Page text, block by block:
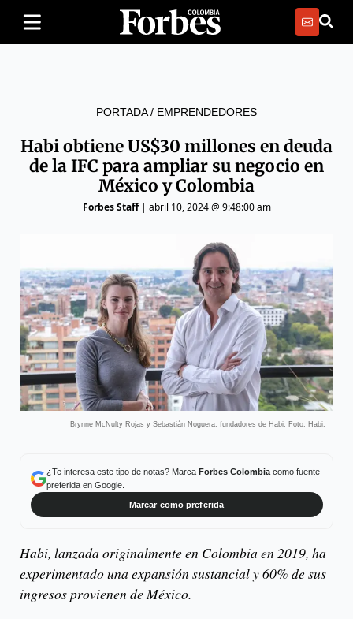
PORTADA/ EMPRENDEDORES
Habi obtiene US$30 millones en deuda
de la IFC para ampliar su negocio en
México y Colombia
Forbes Staff| abril 10, 2024 @ 9:48:00 am
Brynne McNulty Rojas y Sebastián Noguera, fundadores de Habi. Foto: Habi.
¿Te interesa este tipo de notas? Marca Forbes Colombiacomo fuente
preferida en Google.
Marcar como preferida
Habi, lanzada originalmente en Colombia en 2019, ha
experimentado una expansión sustancial y 60% de sus
ingresos provienen de México.